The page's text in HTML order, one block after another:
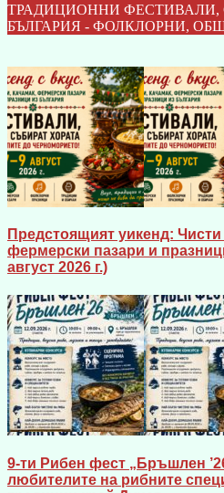
ТРАДИЦИОННИ ФЕСТИВАЛИ,
БЪЛГАРИЯ - ФОЛКЛОРНИ,
Предстоящият уикенд: Чисти
фермерски пазари и
август 2026 г.)
9-ти Рибен фест „Бръшлен
любителите на рибните